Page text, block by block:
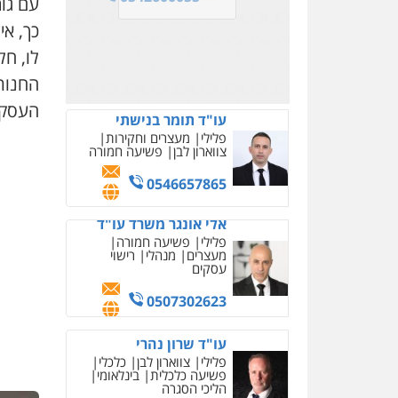
מצגר ושות', חברת עורכי
דין
נדל"ן / עסקים משפחה
תעבורה כלכלי הוצאה
לפועל
עו"ד דרוויש נאשף
פלילי פשיעה חמורה
אדם
0527448141
עו"ד שילה ענבר
פלילי כלכלי מיסים הלבנת
הון ייעוץ לעורכי דין
כך,
לו,